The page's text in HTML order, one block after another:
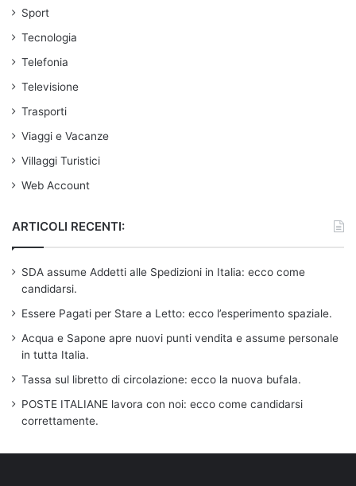
Sport
Tecnologia
Telefonia
Televisione
Trasporti
Viaggi e Vacanze
Villaggi Turistici
Web Account
ARTICOLI RECENTI:
SDA assume Addetti alle Spedizioni in Italia: ecco come
candidarsi.
Essere Pagati per Stare a Letto: ecco l’esperimento spaziale.
Acqua e Sapone apre nuovi punti vendita e assume personale
in tutta Italia.
Tassa sul libretto di circolazione: ecco la nuova bufala.
POSTE ITALIANE lavora con noi: ecco come candidarsi
correttamente.